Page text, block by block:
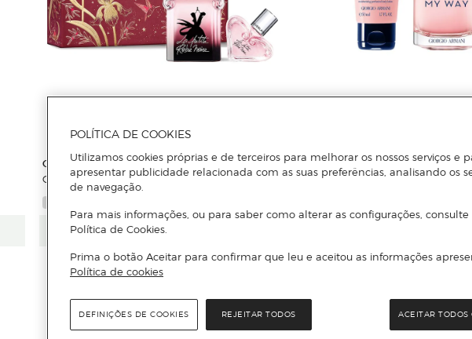
Guerlain
Coffret Petite Robe Noire
Adicionar
Giorgio Armani
POLÍTICA DE COOKIES
Utilizamos cookies próprias e de terceiros para melhorar os nossos serviços e
apresentar publicidade relacionada com as suas preferências, analisando os
de navegação.
Para mais informações, ou para saber como alterar as configurações, consulte
Política de Cookies.
Prima o botão Aceitar para confirmar que leu e aceitou as informações
Política de cookies
REJEITAR TODOS ACEITAR TODOS
DEFINIÇÕES DE COOKIES